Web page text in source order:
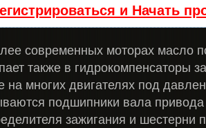
и Начать
современных моторах масло
также в гидрокомпенсаторы
на многих двигателях под
подшипники вала привода
зажигания и шестерни